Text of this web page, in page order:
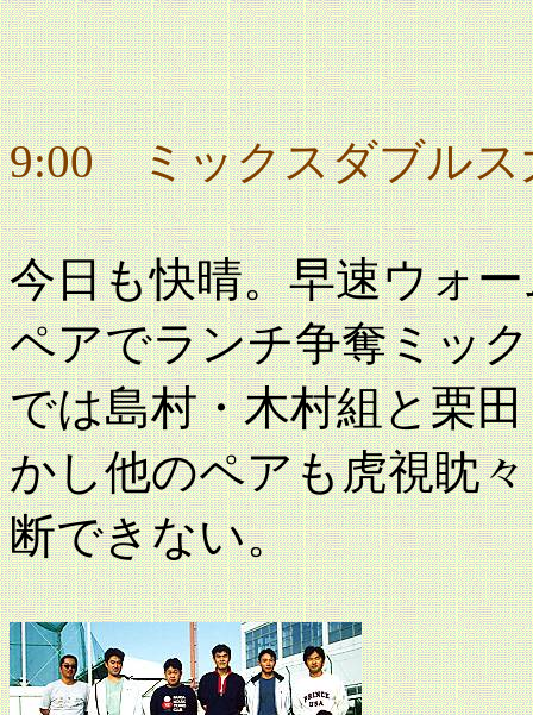
9:00 ミックスダブルス
今日も快晴。早速ウォ
ペアでランチ争奪ミッ
では島村・木村組と栗
かし他のペアも虎視眈
断できない。